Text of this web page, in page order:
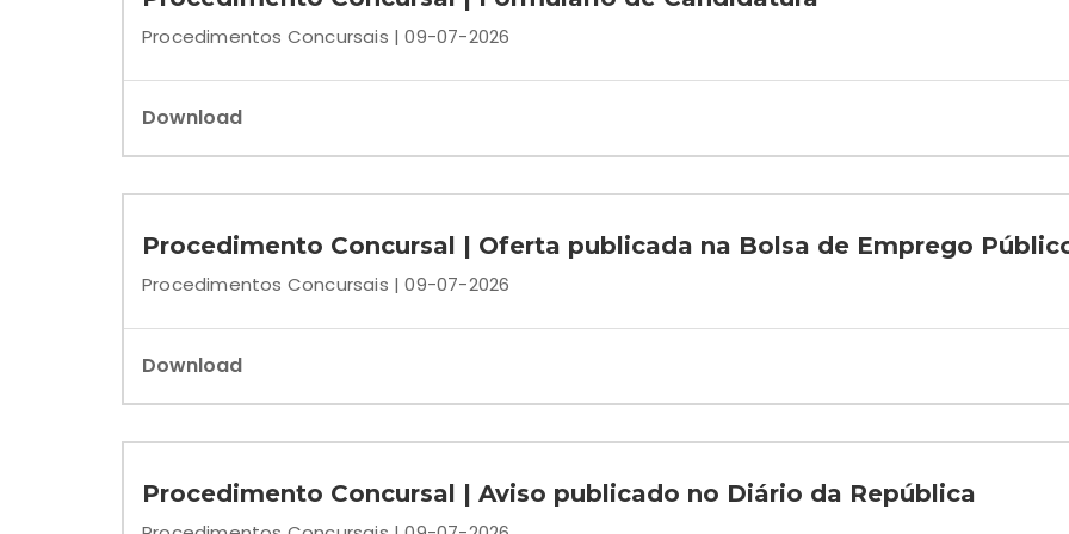
Procedimentos Concursais | 09-07-2026
Download
Procedimento Concursal | Oferta publicada na Bolsa de Emprego
Procedimentos Concursais | 09-07-2026
Download
Procedimento Concursal | Aviso publicado no Diário da República